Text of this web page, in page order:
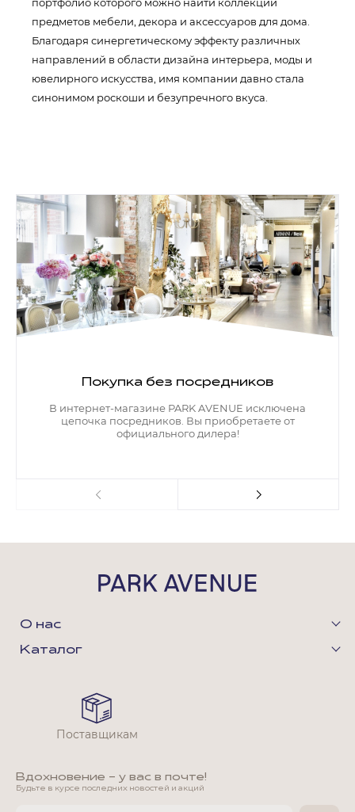
предметов мебели, декора и аксессуаров для дома.
Благодаря синергетическому эффекту различных
направлений в области дизайна интерьера, моды и
ювелирного искусства, имя компании давно стала
синонимом роскоши и безупречного вкуса.
Покупка без посредников
В интернет-магазине PARK AVENUE исключена
цепочка посредников. Вы приобретаете от
официального дилера!
О нас
Каталог
Вдохновение - у вас в почте!
Будьте в курсе последних новостей и акций
Поставщикам